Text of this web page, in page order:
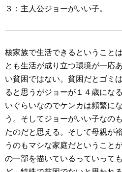
３：主人公ジョーがいい子。
核家族で生活できるということ
とも生活が成り立つ環境が一応
い貧困ではない。貧困だとゴミ
ると思うがジョーが１４歳にな
いぐらいなのでケンカは頻繁に
う。そしてジョーがいい子なの
たのだと思える。そして母親が
うのもマシな家庭だということ
の一部を描いているっていって